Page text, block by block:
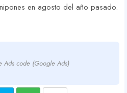
en agosto del año pasado.
Ads code (Google Ads)